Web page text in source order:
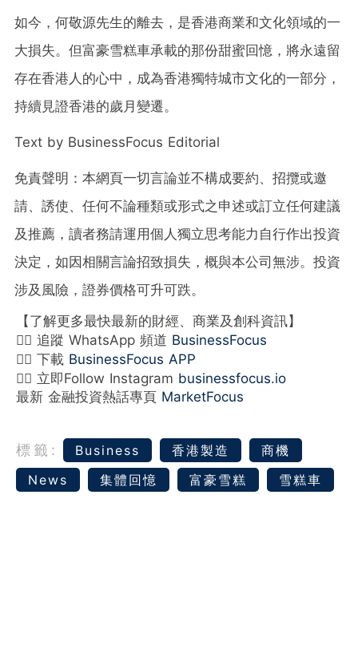
如今，何敬源先生的離去，是香港商業和文化領域的一
大損失。但富豪雪糕車承載的那份甜蜜回憶，將永遠留
存在香港人的心中，成為香港獨特城市文化的一部分，
持續見證香港的歲月變遷。
Text by BusinessFocus Editorial
免責聲明：本網頁一切言論並不構成要約、招攬或邀
請、誘使、任何不論種類或形式之申述或訂立任何建議
及推薦，讀者務請運用個人獨立思考能力自行作出投資
決定，如因相關言論招致損失，概與本公司無涉。投資
涉及風險，證券價格可升可跌。
【了解更多最快最新的財經、商業及創科資訊】
👉🏻 追蹤 WhatsApp 頻道 BusinessFocus
👉🏻 下載 BusinessFocus APP
👉🏻 立即Follow Instagram businessfocus.io
最新 金融投資熱話專頁 MarketFocus
標籤: Business 香港製造
商機
News
集體回憶 富豪雪糕 雪糕車